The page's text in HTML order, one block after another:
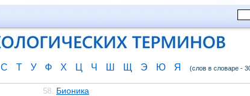
С Т У Ф Х Ц Ч Ш Щ Э Ю Я (слов в словаре -
58. Бионика